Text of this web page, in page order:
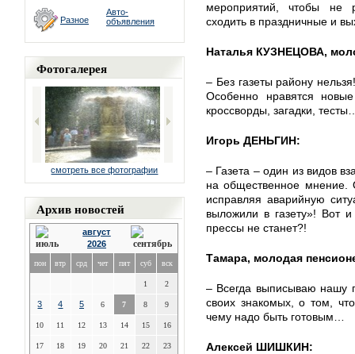
Разное
Авто-
объявления
Фотогалерея
смотреть все фотографии
Архив новостей
август
2026
пон втр срд чет пят суб вск
1 2
3 4 5 6 7 8 9
10 11 12 13 14 15 16
17 18 19 20 21 22 23
мероприятий, чтобы не
сходить в праздничные и
Наталья КУЗНЕЦОВА,
– Без газеты району
Особенно нравятся
кроссворды, загадки,
Игорь ДЕНЬГИН:
– Газета – один из видов
на общественное мнение.
исправляя аварийную
выложили в газету»! Вот
прессы не станет?!
Тамара, молодая
– Всегда выписываю нашу
своих знакомых, о том,
чему надо быть готовым…
Алексей ШИШКИН: